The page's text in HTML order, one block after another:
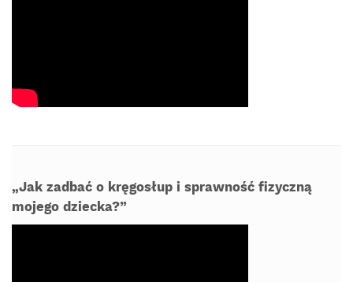
„Jak zadbać o kręgosłup i sprawność fizyczną
mojego dziecka?”